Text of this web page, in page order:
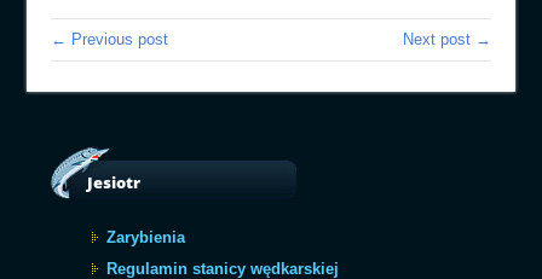
← Previous post Next post →
Jesiotr
Zarybienia
Regulamin stanicy wędkarskiej